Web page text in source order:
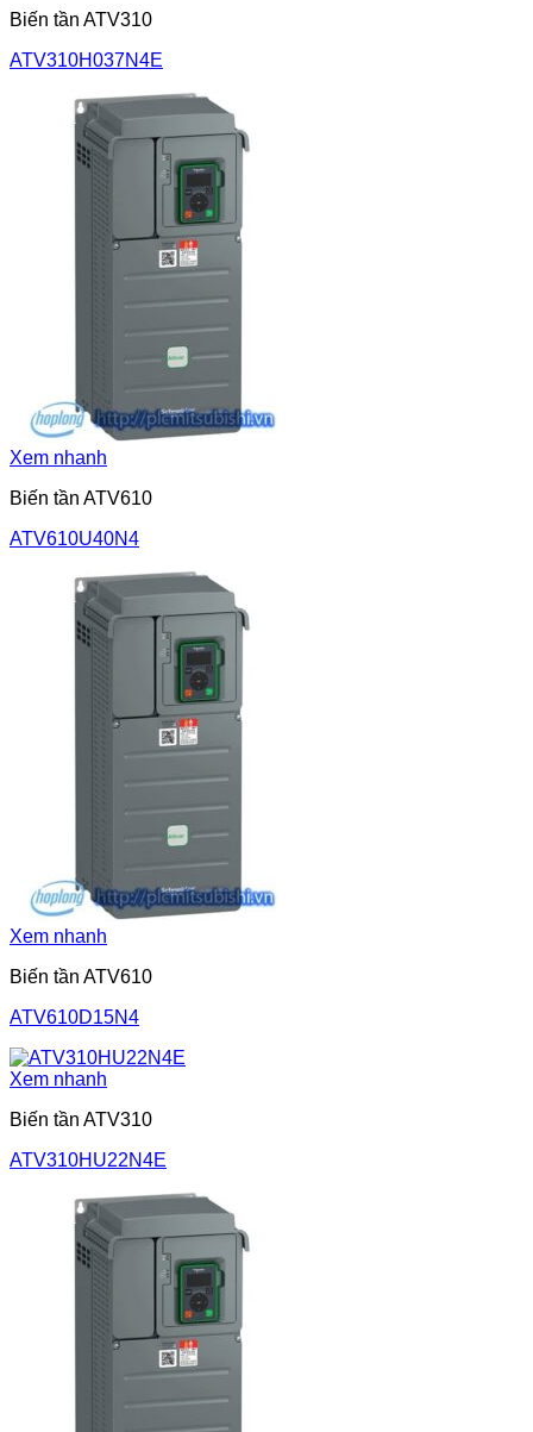
Biến tần ATV310
ATV310H037N4E
Xem nhanh
Biến tần ATV610
ATV610U40N4
Xem nhanh
Biến tần ATV610
ATV610D15N4
Xem nhanh
Biến tần ATV310
ATV310HU22N4E